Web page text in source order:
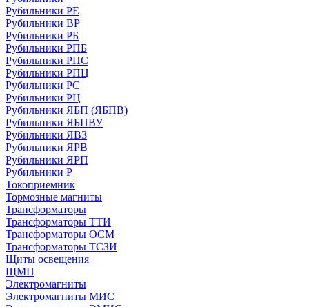
Рубильники РЕ
Рубильники ВР
Рубильники РБ
Рубильники РПБ
Рубильники РПС
Рубильники РПЦ
Рубильники РС
Рубильники РЦ
Рубильники ЯБП (ЯБПВ)
Рубильники ЯБПВУ
Рубильники ЯВЗ
Рубильники ЯРВ
Рубильники ЯРП
Рубильники Р
Токоприемник
Тормозные магниты
Трансформаторы
Трансформаторы ТТИ
Трансформаторы ОСМ
Трансформаторы ТСЗИ
Щиты освещения
ЩМП
Электромагниты
Электромагниты МИС